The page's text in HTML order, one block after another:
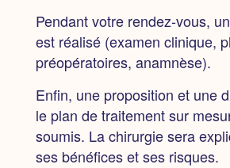
Pendant votre rendez-vous,
est réalisé(examen clinique,
préopératoires, anamnèse).
Enfin, une proposition et une
le plan de traitement sur
soumis. La chirurgie sera
ses bénéfices et ses risques.